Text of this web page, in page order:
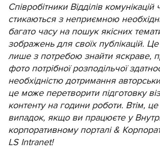
Співробітники Відділів комунікацій
стикаються з неприємною
багато часу на пошук якісних
зображень для своїх публікацій.
лише з потребою знайти яскраве,
фото потрібної розподільчої
необхідністю дотримання
це може перетворити підготовку
контенту на години роботи. Втім,
випадок, якщо ви працюєте у
корпоративному порталі &
LS Intranet!